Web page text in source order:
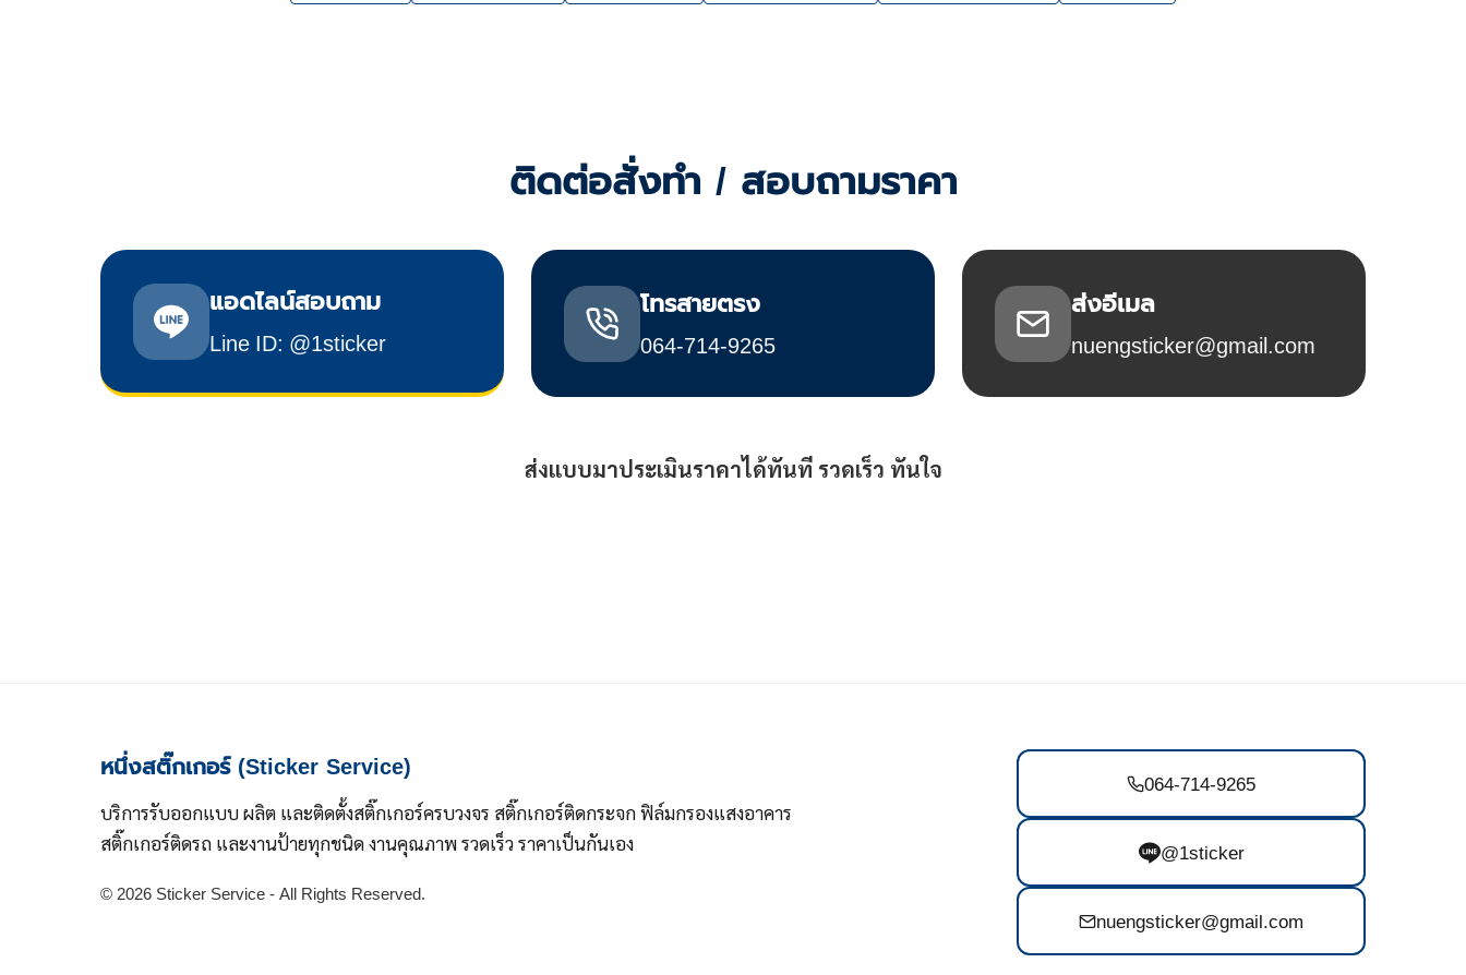
ติดต่อสั่งทำ / สอบถามราคา
แอดไลน์สอบถาม
Line ID: @1sticker
โทรสายตรง
064-714-9265
ส่งอีเมล
nuengsticker@gmail.com
ส่งแบบมาประเมินราคาได้ทันที รวดเร็ว ทันใจ
หนึ่งสติ๊กเกอร์ (Sticker Service)
บริการรับออกแบบ ผลิต และติดตั้งสติ๊กเกอร์ครบวงจร สติ๊กเกอร์ติดกระจก ฟิล์มกรองแสงอาคาร
สติ๊กเกอร์ติดรถ และงานป้ายทุกชนิด งานคุณภาพ รวดเร็ว ราคาเป็นกันเอง
© 2026 Sticker Service - All Rights Reserved.
064-714-9265
@1sticker
nuengsticker@gmail.com